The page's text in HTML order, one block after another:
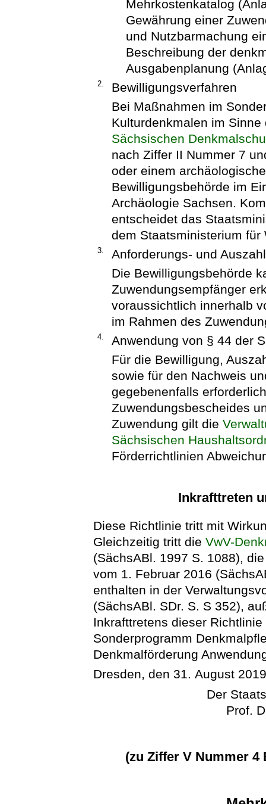
Mehrkostenkatalog
Gewährung einer
und Nutzbarmachung
Beschreibung der
Ausgabenplanung
2.
Bewilligungsverfahren
Bei Maßnahmen im
Kulturdenkmalen im
Sächsischen
nach Ziffer II Nummer 7
oder einem
Bewilligungsbehörde im
Archäologie Sachsen.
entscheidet das
dem Staatsministerium
3.
Anforderungs- und
Die Bewilligungsbehörde
Zuwendungsempfänger
voraussichtlich innerhalb
im Rahmen des
4.
Anwendung von § 44 der
Für die Bewilligung,
sowie für den Nachweis
gegebenenfalls
Zuwendungsbescheides
Zuwendung gilt die
Sächsischen
Förderrichtlinien
Inkrafttreten
Diese Richtlinie tritt mit
Gleichzeitig tritt dieVwV-
(SächsABl. 1997 S. 1088),
vom 1. Februar 2016
enthalten in der
(SächsABl. SDr. S. S 352),
Inkrafttretens dieser
Sonderprogramm
Denkmalförderung
Dresden, den 31. August
Der
Prof.
(zu Ziffer V Nummer 4